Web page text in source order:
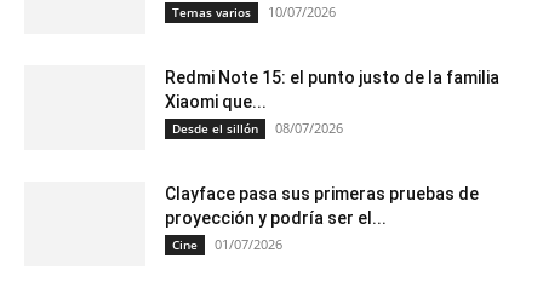
Temas varios 10/07/2026
Redmi Note 15: el punto justo de la familia
Xiaomi que...
Desde el sillón 08/07/2026
Clayface pasa sus primeras pruebas de
proyección y podría ser el...
Cine 01/07/2026